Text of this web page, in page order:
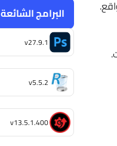
البرامج الشائعة
v27.9.1
v5.5.2
v13.5.1.400